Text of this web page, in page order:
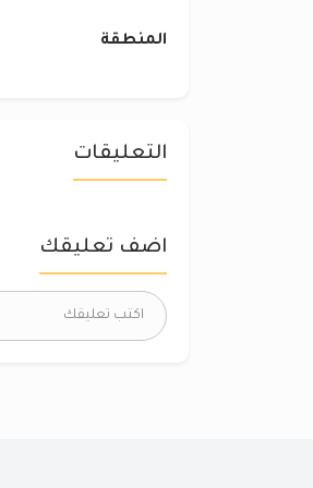
المنطقة
التعليقات
اضف تعليقك